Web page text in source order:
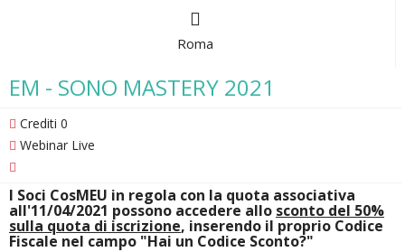
Roma
EM - SONO MASTERY 2021
Crediti 0
Webinar Live
I Soci CosMEU in regola con la quota associativa
all'11/04/2021 possono accedere allo sconto del 50%
sulla quota di iscrizione, inserendo il proprio Codice
Fiscale nel campo "Hai un Codice Sconto?"